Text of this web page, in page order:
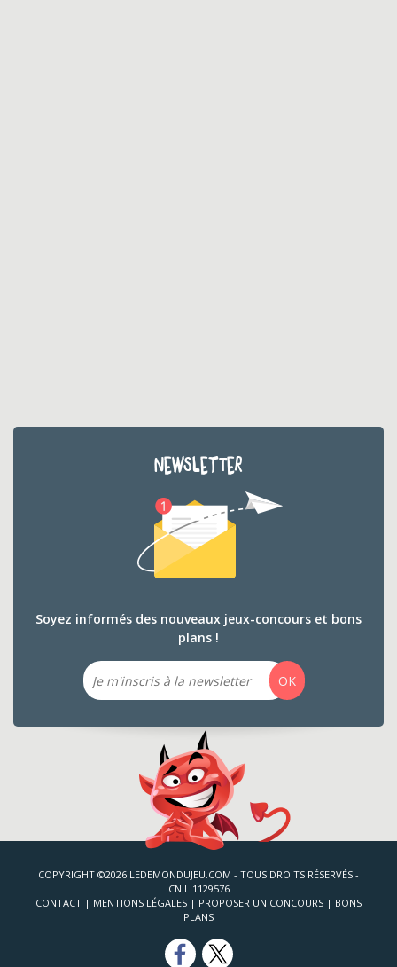
NEWSLETTER
Soyez informés des nouveaux jeux-concours et bons
plans !
Email
OK
COPYRIGHT ©2026 LEDEMONDUJEU.COM - TOUS DROITS RÉSERVÉS -
CNIL 1129576
CONTACT | MENTIONS LÉGALES | PROPOSER UN CONCOURS | BONS
PLANS